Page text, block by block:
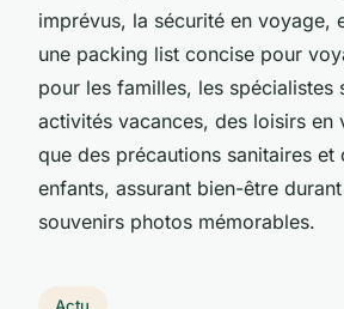
imprévus, la sécurité en voyage,
une packing list concise pour
pour les familles, les spécialistes
activités vacances, des loisirs en
que des précautions sanitaires et
enfants, assurant bien-être
souvenirs photos mémorables.
Actu